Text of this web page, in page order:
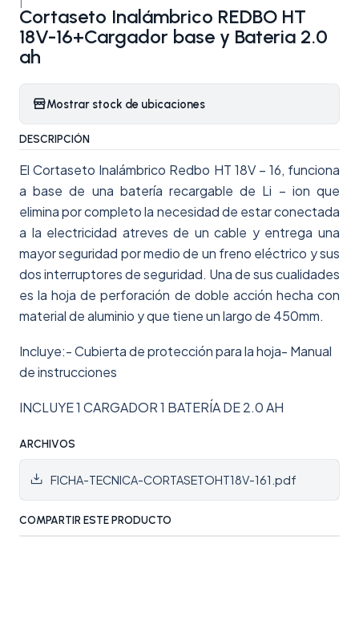
Cortaseto Inalámbrico REDBO HT
18V-16+Cargador base y Bateria 2.0
ah
Mostrar stock de ubicaciones
DESCRIPCIÓN
El Cortaseto Inalámbrico Redbo HT 18V – 16, funciona
a base de una batería recargable de Li – ion que
elimina por completo la necesidad de estar conectada
a la electricidad atreves de un cable y entrega una
mayor seguridad por medio de un freno eléctrico y sus
dos interruptores de seguridad. Una de sus cualidades
es la hoja de perforación de doble acción hecha con
material de aluminio y que tiene un largo de 450mm.
Incluye:- Cubierta de protección para la hoja- Manual
de instrucciones
INCLUYE 1 CARGADOR 1 BATERÍA DE 2.0 AH
ARCHIVOS
FICHA-TECNICA-CORTASETOHT18V-161.pdf
COMPARTIR ESTE PRODUCTO